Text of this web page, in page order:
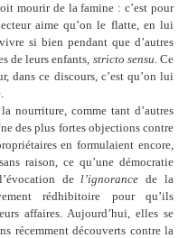
mourir de la famine : c’est pour
aime qu’on le flatte, en lui
si bien pendant que d’autres
de leurs enfants, stricto sensu. Ce
dans ce discours, c’est qu’on lui
nourriture, comme tant d’autres
des plus fortes objections contre
en formulaient encore,
raison, ce qu’une démocratie
’évocation del’ignorance de la
rédhibitoire pour qu’ils
affaires. Aujourd’hui, elles se
récemment découverts contre la